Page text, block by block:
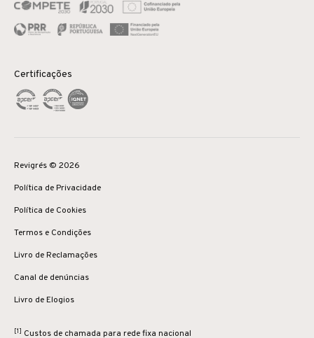
Certificações
Revigrés © 2026
Política de Privacidade
Política de Cookies
Termos e Condições
Livro de Reclamações
Canal de denúncias
Livro de Elogios
[1] Custos de chamada para rede fixa nacional